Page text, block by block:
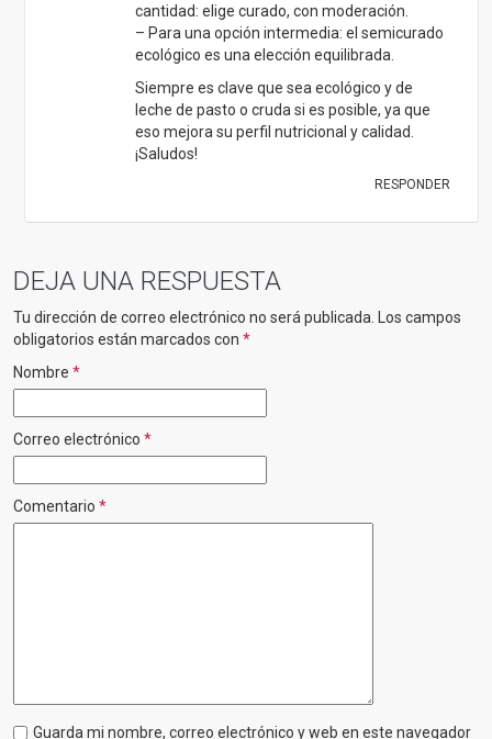
cantidad: elige curado, con moderación.
– Para una opción intermedia: el semicurado
ecológico es una elección equilibrada.
Siempre es clave que sea ecológico y de
leche de pasto o cruda si es posible, ya que
eso mejora su perfil nutricional y calidad.
¡Saludos!
RESPONDER
DEJA UNA RESPUESTA
Tu dirección de correo electrónico no será publicada.
Los campos
obligatorios están marcados con *
Nombre *
Correo electrónico *
Comentario *
Guarda mi nombre, correo electrónico y web en este navegador